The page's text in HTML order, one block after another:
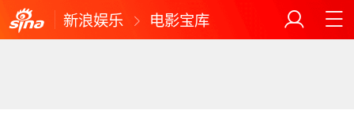
新浪娱乐 电影宝库